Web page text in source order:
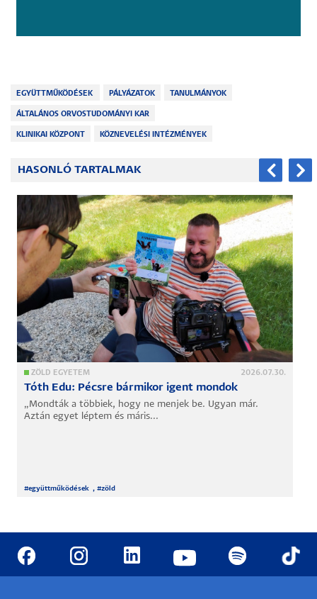
EGYÜTTMŰKÖDÉSEK PÁLYÁZATOK TANULMÁNYOK
ÁLTALÁNOS ORVOSTUDOMÁNYI KAR
KLINIKAI KÖZPONT KÖZNEVELÉSI INTÉZMÉNYEK
HASONLÓ TARTALMAK
ZÖLD EGYETEM 2026.07.30.
Tóth Edu: Pécsre bármikor igent mondok
„Mondták a többiek, hogy ne menjek be. Ugyan már.
Aztán egyet léptem és máris...
#együttműködések , #zöld